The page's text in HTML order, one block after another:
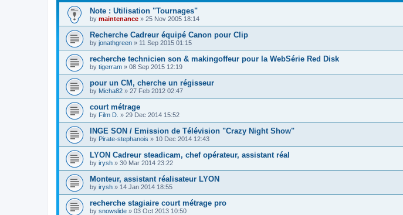
Note : Utilisation "Tournages"
by maintenance » 25 Nov 2005 18:14
Recherche Cadreur équipé Canon pour Clip
by jonathgreen » 11 Sep 2015 01:15
recherche technicien son & makingoffeur pour la WebSérie Red Disk
by tigerram » 08 Sep 2015 12:19
pour un CM, cherche un régisseur
by Micha82 » 27 Feb 2012 02:47
court métrage
by Film D. » 29 Dec 2014 15:52
INGE SON / Emission de Télévision "Crazy Night Show"
by Pirate-stephanois » 10 Dec 2014 12:43
LYON Cadreur steadicam, chef opérateur, assistant réal
by irysh » 30 Mar 2014 23:22
Monteur, assistant réalisateur LYON
by irysh » 14 Jan 2014 18:55
recherche stagiaire court métrage pro
by snowslide » 03 Oct 2013 10:50